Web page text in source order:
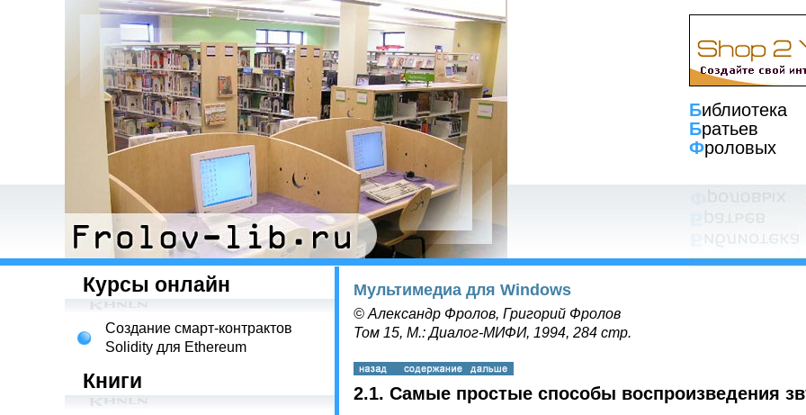
Библиотека
Братьев
Фроловых
Курсы онлайн
Создание смарт-контрактов
Solidity для Ethereum
Книги
Мультимедиа для Windows
© Александр Фролов, Григорий Фролов
Том 15, М.: Диалог-МИФИ, 1994, 284 стр.
2.1. Самые простые способы воспроизведения